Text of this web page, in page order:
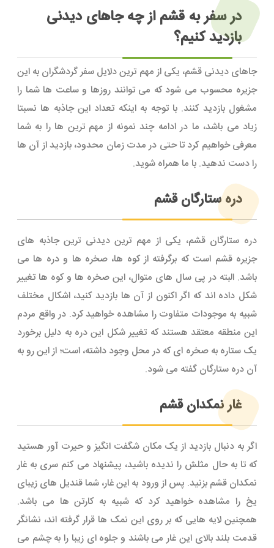
در سفر به قشم از چه جاهای دیدنی
بازدید کنیم؟
جاهای دیدنی قشم، یکی از مهم ترین دلایل سفر گردشگران به این
جزیره محسوب می شود که می توانند روزها و ساعت ها شما را
مشغول بازدید کنند. با توجه به اینکه تعداد این جاذبه ها نسبتا
زیاد می باشد، ما در ادامه چند نمونه از مهم ترین ها را به شما
معرفی خواهیم کرد تا حتی در مدت زمان محدود، بازدید از آن ها
را دست ندهید. با ما همراه شوید.
دره ستارگان قشم
دره ستارگان قشم، یکی از مهم ترین دیدنی ترین جاذبه های
جزیره قشم است که برگرفته از کوه ها، صخره ها و دره ها می
باشد. البته در پی سال های متوال، این صخره ها و کوه ها تغییر
شکل داده اند که اگر اکنون از آن ها بازدید کنید، اشکال مختلف
شبیه به موجودات متفاوت را مشاهده خواهید کرد. در واقع مردم
این منطقه معتقد هستند که تغییر شکل این دره به دلیل برخورد
یک ستاره به صخره ای که در محل وجود داشته، است؛ از این رو به
آن دره ستارگان گفته می شود.
غار نمکدان قشم
اگر به دنبال بازدید از یک مکان شگفت انگیز و حیرت آور هستید
که تا به حال مثلش را ندیده باشید، پیشنهاد می کنم سری به غار
نمکدان قشم بزنید. پس از ورود به این غار، شما قندیل های زیبای
یخ را مشاهده خواهید کرد که شبیه به کارتن ها می باشد.
همچنین لایه هایی که بر روی این نمک ها قرار گرفته اند، نشانگر
قدمت بلند بالای این غار می باشند و جلوه ای زیبا را به چشم می